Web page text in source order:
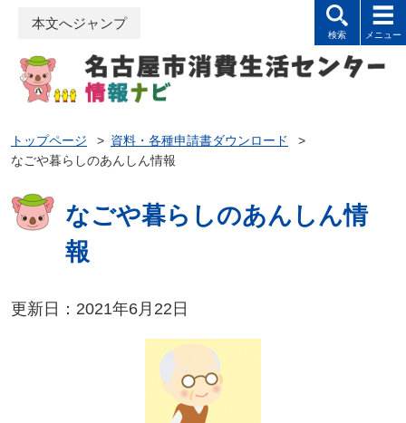
本文へジャンプ
トップページ > 資料・各種申請書ダウンロード
>
なごや暮らしのあんしん情報
なごや暮らしのあんしん情
報
更新日：2021年6月22日